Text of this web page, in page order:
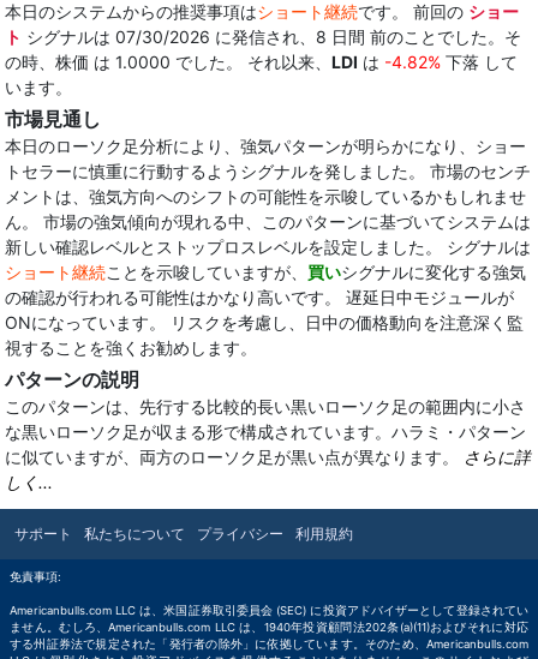
本日のシステムからの推奨事項はショート継続です。 前回の ショー
ト シグナルは 07/30/2026 に発信され、8 日間 前のことでした。そ
の時、株価 は 1.0000 でした。 それ以来、 LDI は -4.82% 下落 して
います。
市場見通し
本日のローソク足分析により、強気パターンが明らかになり、ショー
トセラーに慎重に行動するようシグナルを発しました。 市場のセンチ
メントは、強気方向へのシフトの可能性を示唆しているかもしれませ
ん。 市場の強気傾向が現れる中、このパターンに基づいてシステムは
新しい確認レベルとストップロスレベルを設定しました。 シグナルは
ショート継続ことを示唆していますが、 買いシグナルに変化する強気
の確認が行われる可能性はかなり高いです。 遅延日中モジュールが
ONになっています。 リスクを考慮し、日中の価格動向を注意深く監
視することを強くお勧めします。
パターンの説明
このパターンは、先行する比較的長い黒いローソク足の範囲内に小さ
な黒いローソク足が収まる形で構成されています。ハラミ・パターン
に似ていますが、両方のローソク足が黒い点が異なります。
さらに詳
しく...
サポート 私たちについて プライバシー 利用規約
免責事項:
Americanbulls.com LLC は、米国証券取引委員会 (SEC) に投資アドバイザーとして登録されてい
ません。むしろ、Americanbulls.com LLC は、1940年投資顧問法202条(a)(11)およびそれに対応
する州証券法で規定された「発行者の除外」に依拠しています。そのため、Americanbulls.com